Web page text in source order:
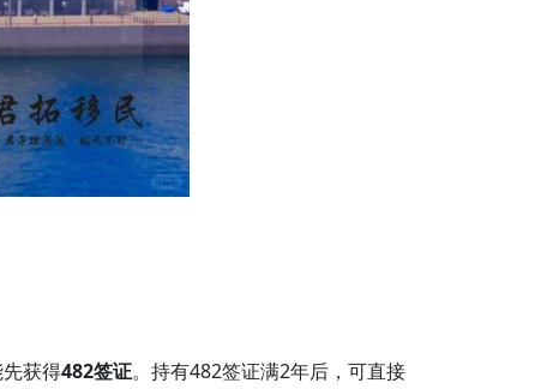
获得482签证。持有482签证满2年后，可直接